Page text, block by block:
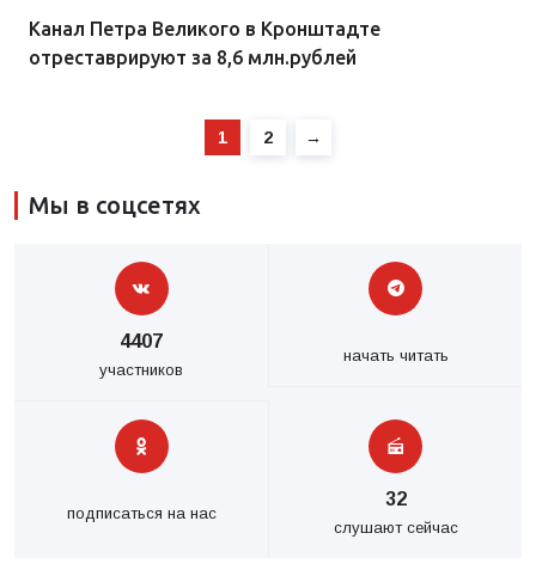
Канал Петра Великого в Кронштадте
отреставрируют за 8,6 млн.рублей
1 2 →
Мы в соцсетях
4407
участников
начать читать
подписаться на нас
32
слушают сейчас